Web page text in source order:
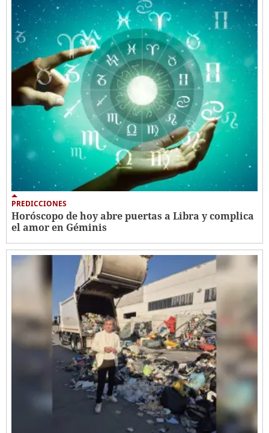
PREDICCIONES
Horóscopo de hoy abre puertas a Libra y complica
el amor en Géminis